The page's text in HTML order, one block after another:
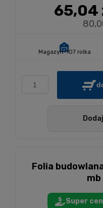
65,04
Magazyn: 107 rolka
Folia
Super